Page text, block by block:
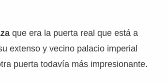
que era la puerta real que está a
extenso y vecino palacio imperial
puerta todavía más impresionante.